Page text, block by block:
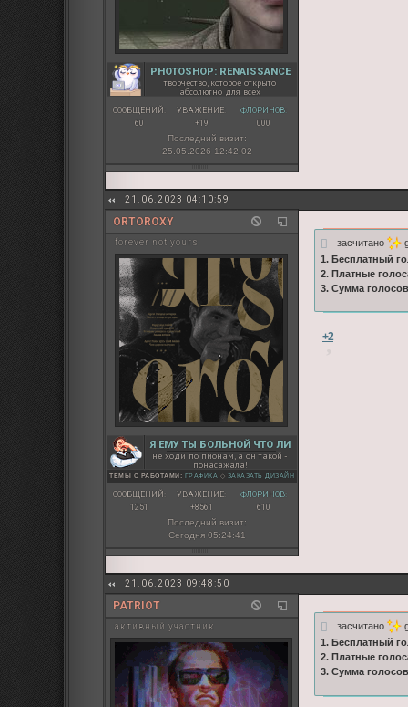
PHOTOSHOP: RENAISSANCE
творчество, которое открыто
абсолютно для всех
СООБЩЕНИЙ:
60
УВАЖЕНИЕ:
+19
ФЛОРИНОВ:
000
Последний визит:
25.05.2026 12:42:02
21.06.2023 04:10:59
ORTOROXY
forever not yours
Я ЕМУ ТЫ БОЛЬНОЙ ЧТО ЛИ
не ходи по пионам, а он такой -
понасажала!
ТЕМЫ С РАБОТАМИ: ГРАФИКА ◇ ЗАКАЗАТЬ ДИЗАЙН
СООБЩЕНИЙ:
1251
УВАЖЕНИЕ:
+8561
ФЛОРИНОВ:
610
Последний визит:
Сегодня 05:24:41
засчитано
1. Бесплатный
2. Платные
3. Сумма
+2
21.06.2023 09:48:50
PATRIOT
активный участник засчитано
1. Бесплатный
2. Платные
3. Сумма